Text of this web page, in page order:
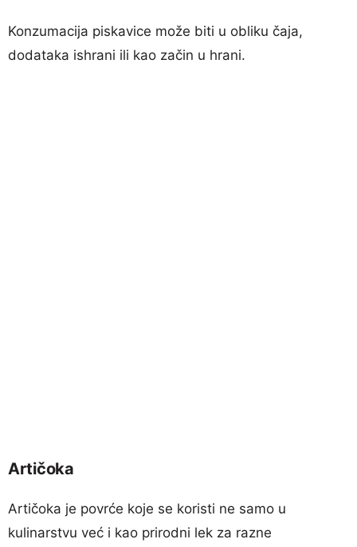
Konzumacija piskavice može biti u obliku čaja,
dodataka ishrani ili kao začin u hrani.
Artičoka
Artičoka je povrće koje se koristi ne samo u
kulinarstvu već i kao prirodni lek za razne